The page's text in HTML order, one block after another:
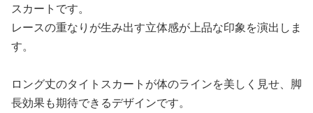
スカートです。
レースの重なりが生み出す立体感が上品な印象を演出しま
す。
ロング丈のタイトスカートが体のラインを美しく見せ、脚
長効果も期待できるデザインです。